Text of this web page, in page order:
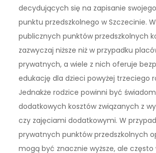
decydujących się na zapisanie
punktu przedszkolnego w Szczecinie.
publicznych punktów przedszkolnych
zazwyczaj niższe niż w przypadku
prywatnych, a wiele z nich oferuje
edukację dla dzieci powyżej trzeciego
Jednakże rodzice powinni być
dodatkowych kosztów związanych z
czy zajęciami dodatkowymi. W
prywatnych punktów przedszkolnych
mogą być znacznie wyższe, ale często